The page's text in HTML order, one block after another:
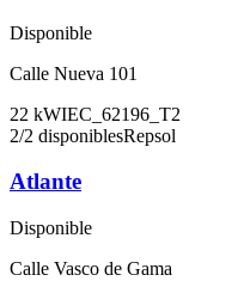
Disponible
Calle Nueva 101
22 kWIEC_62196_T2
2/2 disponiblesRepsol
Atlante
Disponible
Calle Vasco de Gama